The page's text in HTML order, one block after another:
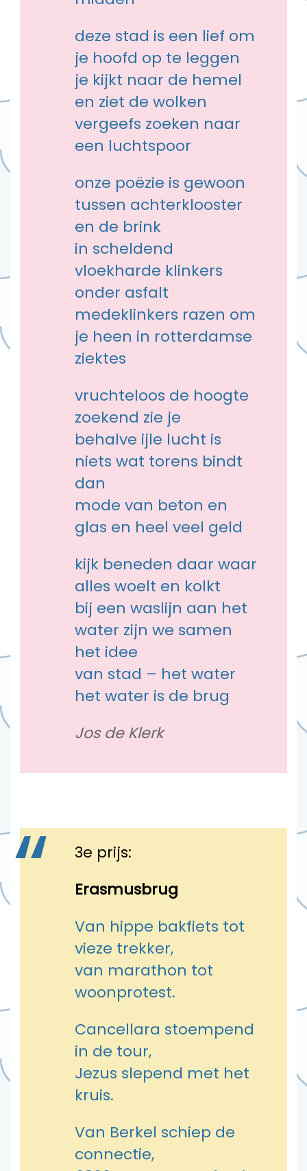
deze stad is een lief om
je hoofd op te leggen
je kijkt naar de hemel
en ziet de wolken
vergeefs zoeken naar
een luchtspoor
onze poëzie is gewoon
tussen achterklooster
en de brink
in scheldend
vloekharde klinkers
onder asfalt
medeklinkers razen om
je heen in rotterdamse
ziektes
vruchteloos de hoogte
zoekend zie je
behalve ijle lucht is
niets wat torens bindt
dan
mode van beton en
glas en heel veel geld
kijk beneden daar waar
alles woelt en kolkt
bij een waslijn aan het
water zijn we samen
het idee
van stad – het water
het water is de brug
Jos de Klerk
3e prijs:
Erasmusbrug
Van hippe bakfiets tot
vieze trekker,
van marathon tot
woonprotest.
Cancellara stoempend
in de tour,
Jezus slepend met het
kruis.
Van Berkel schiep de
connectie,